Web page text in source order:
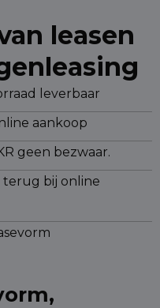
leasen
leverbaar
aankoop
geen bezwaar.
terug bij online